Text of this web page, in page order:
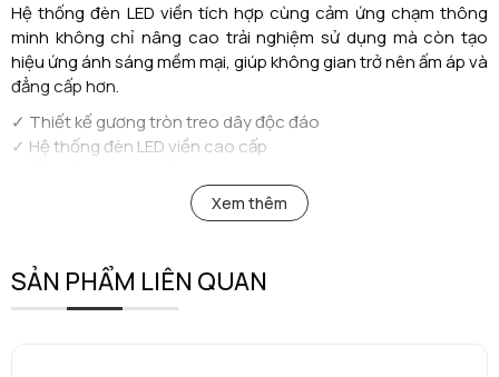
Hệ thống đèn LED viền tích hợp cùng cảm ứng chạm thông
minh không chỉ nâng cao trải nghiệm sử dụng mà còn tạo
hiệu ứng ánh sáng mềm mại, giúp không gian trở nên ấm áp và
đẳng cấp hơn.
✓ Thiết kế gương tròn treo dây độc đáo
✓ Hệ thống đèn LED viền cao cấp
✓ Khung Aluminum bền bỉ, chống oxy hóa
✓ Ánh sáng dịu nhẹ, hỗ trợ soi chiếu hiệu quả
✓ Hoàn thiện tinh tế, sang trọng và nổi bật
Với thiết kế ấn tượng cùng công nghệ hiện đại,
Xem thêm
SẢN PHẨM LIÊN QUAN